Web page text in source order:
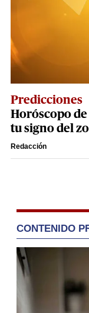
Predicciones
Horóscopo de
tu signo del
Redacción
CONTENIDO